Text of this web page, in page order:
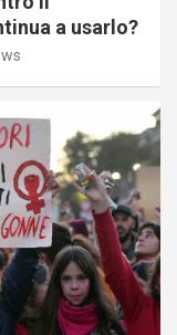
a usarlo?